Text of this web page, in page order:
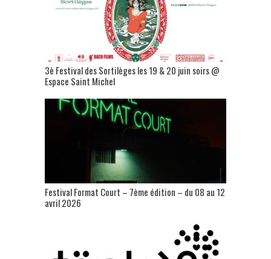
3è Festival des Sortilèges les 19 & 20 juin soirs @
Espace Saint Michel
Festival Format Court – 7ème édition – du 08 au 12
avril 2026